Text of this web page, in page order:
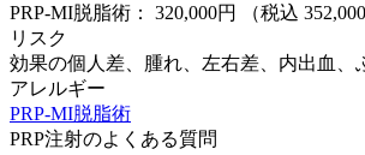
PRP-MI脱脂術： 320,000円
（税込
リスク
効果の個人差、腫れ、左右差、内出血、
アレルギー
PRP-MI脱脂術
PRP注射のよくある質問